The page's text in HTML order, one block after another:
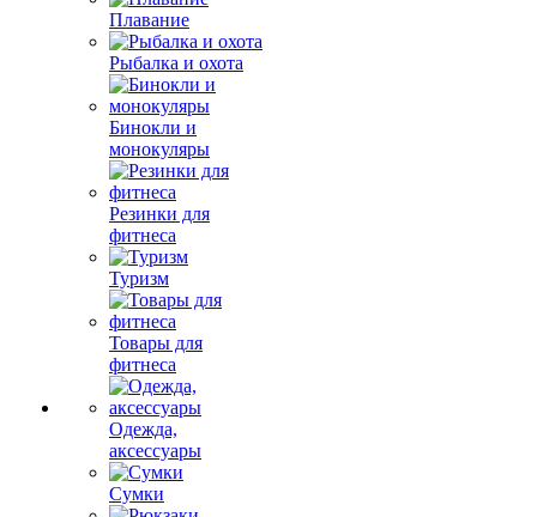
Плавание
Рыбалка и охота
Бинокли и
монокуляры
Резинки для
фитнеса
Туризм
Товары для
фитнеса
Одежда,
аксессуары
Сумки